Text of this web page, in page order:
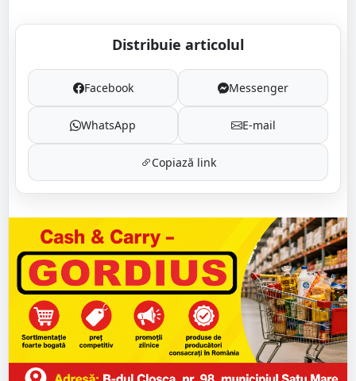
Distribuie articolul
Facebook Messenger
WhatsApp E-mail
Copiază link